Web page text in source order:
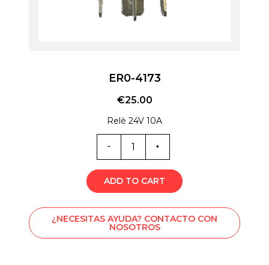
ER0-4173
€25.00
Relè 24V 10A
Cantidad
de
ER0-
4173
ADD TO CART
¿NECESITAS AYUDA? CONTACTO CON
NOSOTROS